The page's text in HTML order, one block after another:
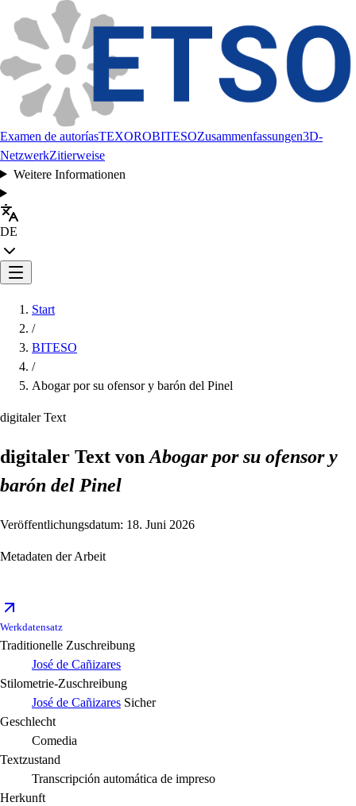
Examen de autoríasTEXOROBITESOZusammenfassungen3D-
NetzwerkZitierweise
Weitere Informationen
DE
Start
/
BITESO
/
Abogar por su ofensor y barón del Pinel
digitaler Text
digitaler Text vonAbogar por su ofensor y
barón del Pinel
Veröffentlichungsdatum: 18. Juni 2026
Metadaten der Arbeit
Werkdatensatz
Traditionelle Zuschreibung
José de Cañizares
Stilometrie-Zuschreibung
José de Cañizares Sicher
Geschlecht
Comedia
Textzustand
Transcripción automática de impreso
Herkunft